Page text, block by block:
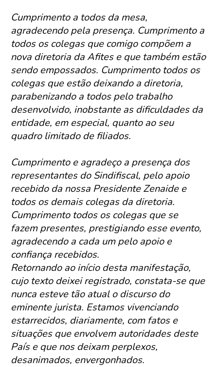
Cumprimento a todos da mesa,
agradecendo pela presença. Cumprimento a
todos os colegas que comigo compõem a
nova diretoria da Afites e que também estão
sendo empossados. Cumprimento todos os
colegas que estão deixando a diretoria,
parabenizando a todos pelo trabalho
desenvolvido, inobstante as dificuldades da
entidade, em especial, quanto ao seu
quadro limitado de filiados.
Cumprimento e agradeço a presença dos
representantes do Sindifiscal, pelo apoio
recebido da nossa Presidente Zenaide e
todos os demais colegas da diretoria.
Cumprimento todos os colegas que se
fazem presentes, prestigiando esse evento,
agradecendo a cada um pelo apoio e
confiança recebidos.
Retornando ao início desta manifestação,
cujo texto deixei registrado, constata-se que
nunca esteve tão atual o discurso do
eminente jurista. Estamos vivenciando
estarrecidos, diariamente, com fatos e
situações que envolvem autoridades deste
País e que nos deixam perplexos,
desanimados, envergonhados.